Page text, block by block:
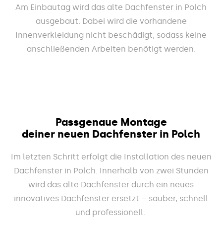
Am Einbautag wird das alte Dachfenster in Polch
ausgebaut. Dabei wird die vorhandene
Innenverkleidung nicht beschädigt, sodass keine
anschließenden Arbeiten benötigt werden.
Passgenaue Montage
deiner neuen Dachfenster in Polch
Im letzten Schritt erfolgt die Installation des neuen
Dachfenster in Polch. Innerhalb von zwei Stunden
wird das alte Dachfenster durch ein neues
innovatives Dachfenster ersetzt – sauber, schnell
und professionell.